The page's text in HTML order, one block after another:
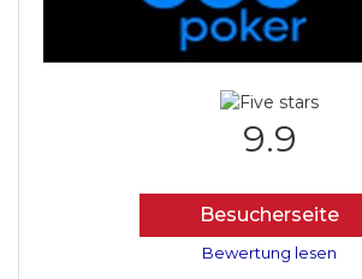
9.9
Besucherseite
Bewertung lesen